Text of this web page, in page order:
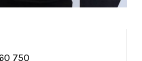
750